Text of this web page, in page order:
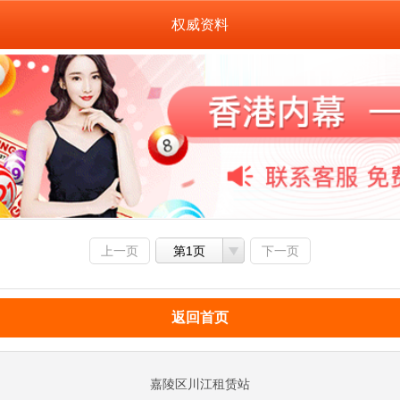
权威资料
上一页 第1页 下一页
返回首页
嘉陵区川江租赁站